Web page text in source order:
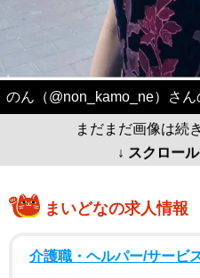
のん（@non_kamo_ne）さん
まだまだ画像は続
↓ スクロー
まいどなの求人情報
介護職・ヘルパー/サービ